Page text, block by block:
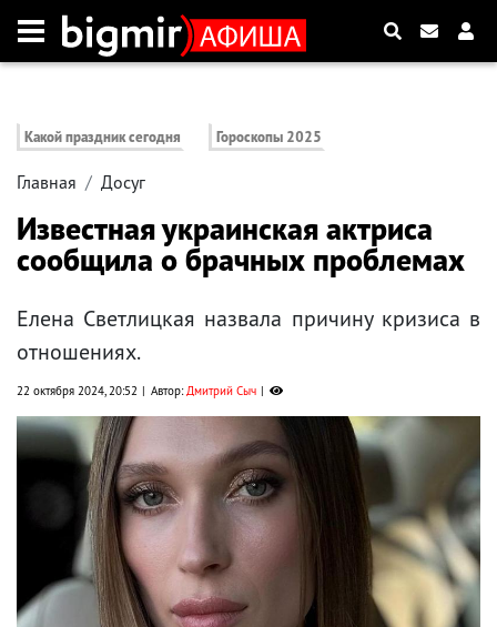
Какой праздник сегодня Гороскопы 2025
Главная Досуг
Известная украинская актриса
сообщила о брачных проблемах
Елена Светлицкая назвала причину кризиса в
отношениях.
22 октября 2024, 20:52 Автор:Дмитрий Сыч